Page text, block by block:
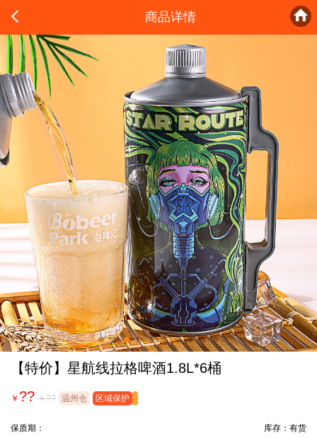
 商品详情 
【特价】星航线拉格啤酒1.8L*6桶
￥ ?? ￥?? 温州仓 区域保护
保质期： 库存：有货